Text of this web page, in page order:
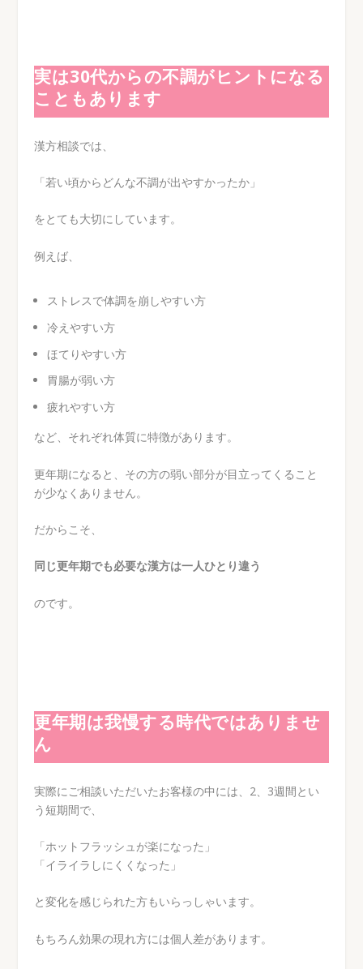
実は30代からの不調がヒントになる
こともあります
漢方相談では、
「若い頃からどんな不調が出やすかったか」
をとても大切にしています。
例えば、
ストレスで体調を崩しやすい方
冷えやすい方
ほてりやすい方
胃腸が弱い方
疲れやすい方
など、それぞれ体質に特徴があります。
更年期になると、その方の弱い部分が目立ってくること
が少なくありません。
だからこそ、
同じ更年期でも必要な漢方は一人ひとり違う
のです。
更年期は我慢する時代ではありませ
ん
実際にご相談いただいたお客様の中には、2、3週間とい
う短期間で、
「ホットフラッシュが楽になった」
「イライラしにくくなった」
と変化を感じられた方もいらっしゃいます。
もちろん効果の現れ方には個人差があります。